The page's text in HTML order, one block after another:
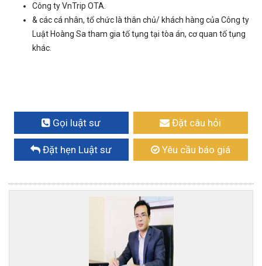
Công ty VnTrip OTA.
& các cá nhân, tổ chức là thân chủ/ khách hàng của Công ty
Luật Hoàng Sa tham gia tố tụng tại tòa án, cơ quan tố tụng
khác.
Gọi luật sư Đặt câu hỏi
Đặt hẹn Luật sư Yêu cầu báo giá